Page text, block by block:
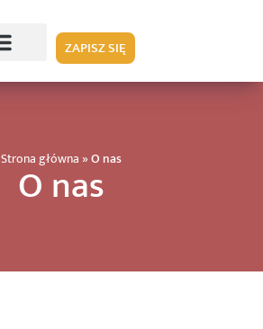
ZAPISZ SIĘ
Strona główna »O nas
O nas